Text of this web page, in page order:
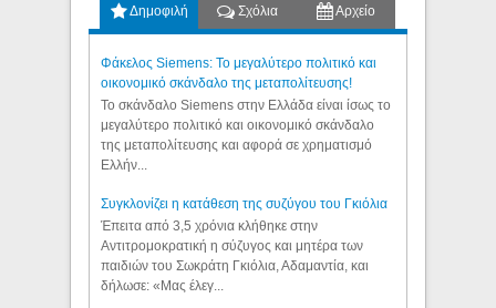
Δημοφιλή Σχόλια Αρχείο
Φάκελος Siemens: Το μεγαλύτερο πολιτικό και
οικονομικό σκάνδαλο της μεταπολίτευσης!
Το σκάνδαλο Siemens στην Ελλάδα είναι ίσως το
μεγαλύτερο πολιτικό και οικονομικό σκάνδαλο
της μεταπολίτευσης και αφορά σε χρηματισμό
Ελλήν...
Συγκλονίζει η κατάθεση της συζύγου του Γκιόλια
Έπειτα από 3,5 χρόνια κλήθηκε στην
Αντιτρομοκρατική η σύζυγος και μητέρα των
παιδιών του Σωκράτη Γκιόλια, Αδαμαντία, και
δήλωσε: «Μας έλεγ...